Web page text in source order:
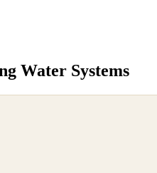
Water Systems